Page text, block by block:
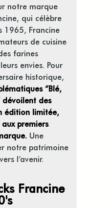
notre marque
qui célèbre
1965, Francine
de cuisine
farines
envies. Pour
historique,
“Blé,
dévoilent des
édition limitée,
premiers
Une
notre patrimoine
l’avenir.
Francine